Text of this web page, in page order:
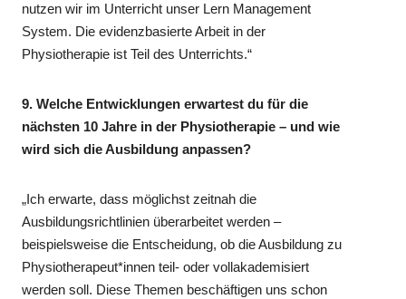
nutzen wir im Unterricht unser Lern Management
System. Die evidenzbasierte Arbeit in der
Physiotherapie ist Teil des Unterrichts.“
9. Welche Entwicklungen erwartest du für die
nächsten 10 Jahre in der Physiotherapie – und wie
wird sich die Ausbildung anpassen?
„Ich erwarte, dass möglichst zeitnah die
Ausbildungsrichtlinien überarbeitet werden –
beispielsweise die Entscheidung, ob die Ausbildung zu
Physiotherapeut*innen teil- oder vollakademisiert
werden soll. Diese Themen beschäftigen uns schon